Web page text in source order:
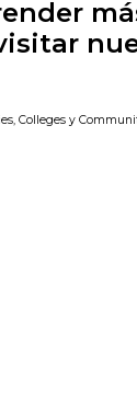
Colleges y